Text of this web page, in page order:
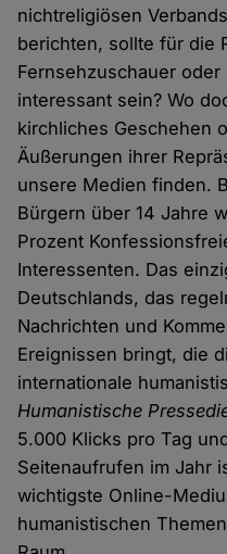
nichtreligiösen
berichten, sollte für die
Fernsehzuschauer
interessant sein? Wo
kirchliches Geschehen
Äußerungen ihrer
unsere Medien finden.
Bürgern über 14 Jahre
Prozent
Interessenten. Das
Deutschlands, das
Nachrichten und
Ereignissen bringt, die
internationale
Humanistische
5.000 Klicks pro Tag
Seitenaufrufen im Jahr
wichtigste Online-
humanistischen